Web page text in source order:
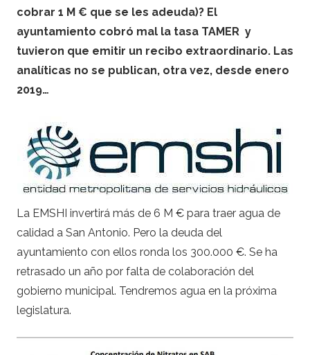
cobrar 1 M € que se les adeuda)? El
ayuntamiento cobró mal la tasa TAMER y
tuvieron que emitir un recibo extraordinario. Las
analíticas no se publican, otra vez, desde enero
2019…
La EMSHI invertirá más de 6 M € para traer agua de
calidad a San Antonio. Pero la deuda del
ayuntamiento con ellos ronda los 300.000 €. Se ha
retrasado un año por falta de colaboración del
gobierno municipal. Tendremos agua en la próxima
legislatura.